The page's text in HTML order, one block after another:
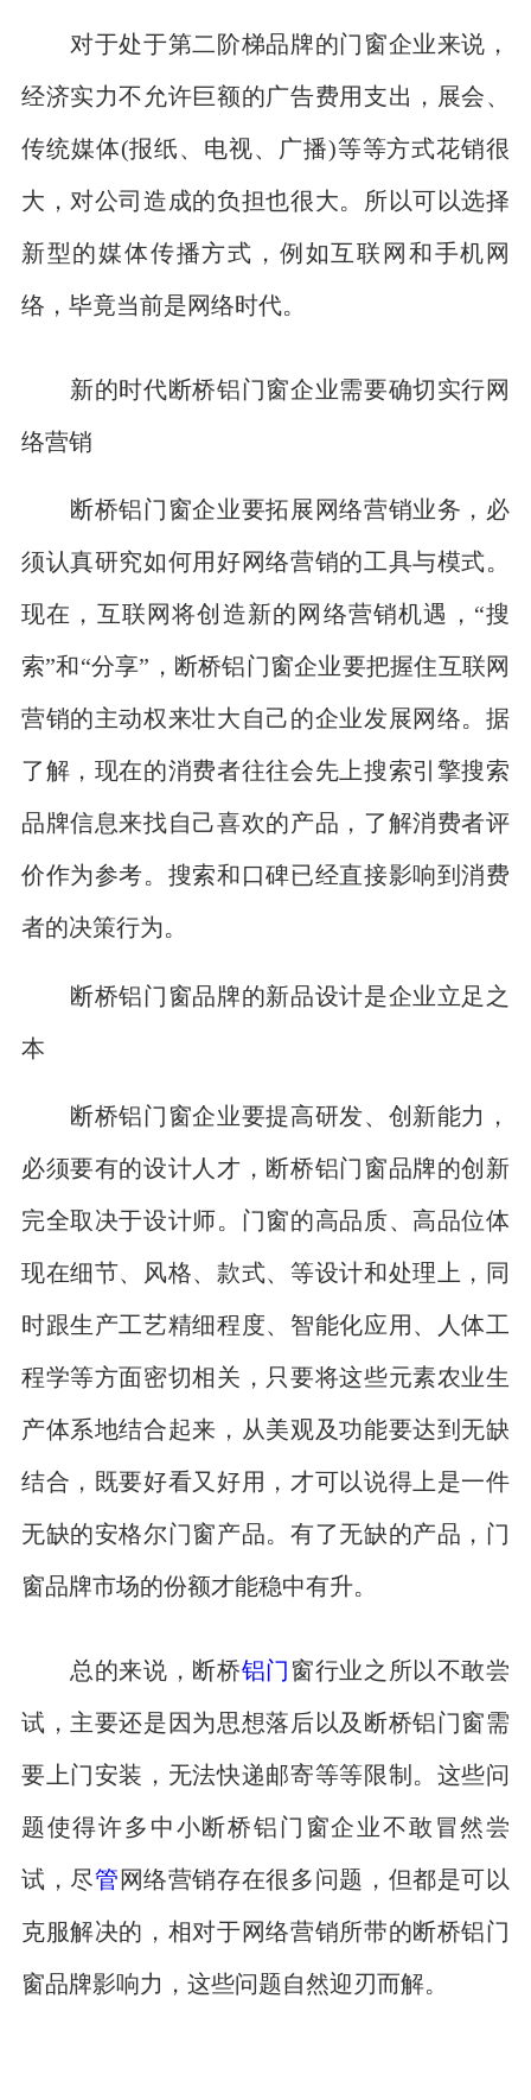
对于处于第二阶梯品牌的门窗企业来说，
经济实力不允许巨额的广告费用支出，展会、
传统媒体(报纸、电视、广播)等等方式花销很
大，对公司造成的负担也很大。所以可以选择
新型的媒体传播方式，例如互联网和手机网
络，毕竟当前是网络时代。
新的时代断桥铝门窗企业需要确切实行网
络营销
断桥铝门窗企业要拓展网络营销业务，必
须认真研究如何用好网络营销的工具与模式。
现在，互联网将创造新的网络营销机遇，“搜
索”和“分享”，断桥铝门窗企业要把握住互联网
营销的主动权来壮大自己的企业发展网络。据
了解，现在的消费者往往会先上搜索引擎搜索
品牌信息来找自己喜欢的产品，了解消费者评
价作为参考。搜索和口碑已经直接影响到消费
者的决策行为。
断桥铝门窗品牌的新品设计是企业立足之
本
断桥铝门窗企业要提高研发、创新能力，
必须要有的设计人才，断桥铝门窗品牌的创新
完全取决于设计师。门窗的高品质、高品位体
现在细节、风格、款式、等设计和处理上，同
时跟生产工艺精细程度、智能化应用、人体工
程学等方面密切相关，只要将这些元素农业生
产体系地结合起来，从美观及功能要达到无缺
结合，既要好看又好用，才可以说得上是一件
无缺的安格尔门窗产品。有了无缺的产品，门
窗品牌市场的份额才能稳中有升。
总的来说，断桥铝门 窗行业之所以不敢尝
试，主要还是因为思想落后以及断桥铝门窗需
要上门安装，无法快递邮寄等等限制。这些问
题使得许多中小断桥铝门窗企业不敢冒然尝
试，尽管 网络营销存在很多问题，但都是可以
克服解决的，相对于网络营销所带的断桥铝门
窗品牌影响力，这些问题自然迎刃而解。